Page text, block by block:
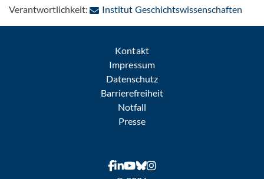
Verantwortlichkeit: Institut Geschichtswissenschaften: Per
Kontakt
Impressum
Datenschutz
Barrierefreiheit
Notfall
Presse